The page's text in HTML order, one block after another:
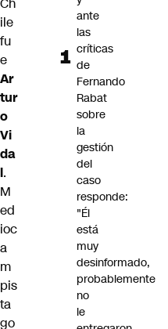
ile
fu
e
Ar
tur
o
Vi
da
l.
M
ed
ioc
a
m
pis
ta
go
ante
las
críticas
de
Fernando
Rabat
sobre
la
gestión
del
caso
responde:
"Él
está
muy
desinformado,
probablemente
no
le